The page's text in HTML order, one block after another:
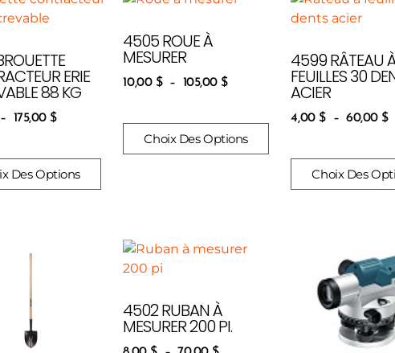
ERIE
88 KG
– 175,00 $
Des Options
4505 ROUE À
MESURER
10,00 $ – 105,00 $
Choix Des Options
4599 RÂTEAU
FEUILLES 30
ACIER
4,00 $ – 60,00 $
Choix Des
4502 RUBAN À
MESURER 200 PI.